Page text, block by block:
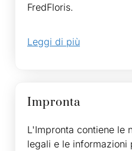
FredFloris.
Leggi di più
Impronta
L'Impronta contiene le
legali e le informazioni